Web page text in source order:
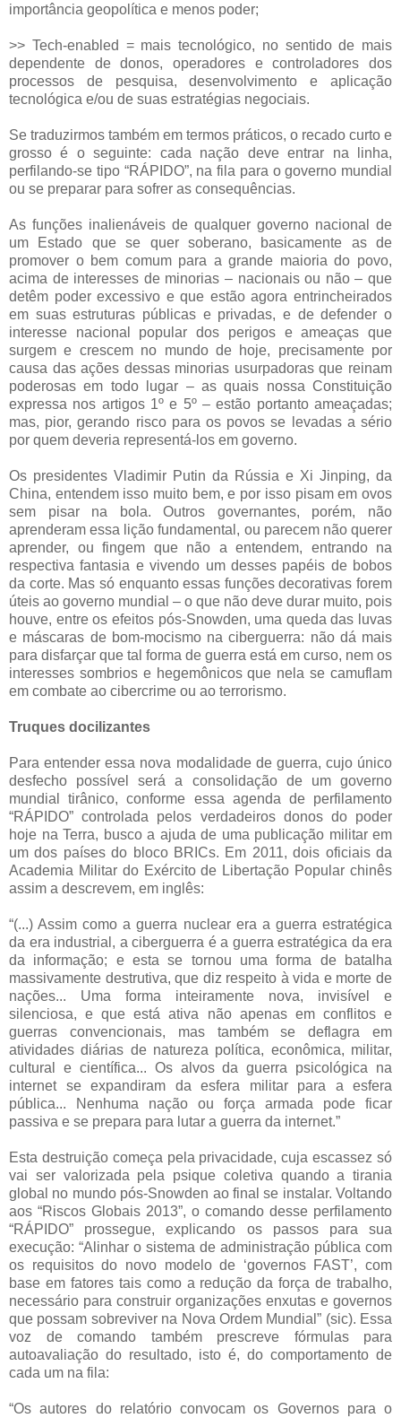
importância geopolítica e menos poder;
>> Tech-enabled = mais tecnológico, no sentido de mais
dependente de donos, operadores e controladores dos
processos de pesquisa, desenvolvimento e aplicação
tecnológica e/ou de suas estratégias negociais.
Se traduzirmos também em termos práticos, o recado curto e
grosso é o seguinte: cada nação deve entrar na linha,
perfilando-se tipo “RÁPIDO”, na fila para o governo mundial
ou se preparar para sofrer as consequências.
As funções inalienáveis de qualquer governo nacional de
um Estado que se quer soberano, basicamente as de
promover o bem comum para a grande maioria do povo,
acima de interesses de minorias – nacionais ou não – que
detêm poder excessivo e que estão agora entrincheirados
em suas estruturas públicas e privadas, e de defender o
interesse nacional popular dos perigos e ameaças que
surgem e crescem no mundo de hoje, precisamente por
causa das ações dessas minorias usurpadoras que reinam
poderosas em todo lugar – as quais nossa Constituição
expressa nos artigos 1º e 5º – estão portanto ameaçadas;
mas, pior, gerando risco para os povos se levadas a sério
por quem deveria representá-los em governo.
Os presidentes Vladimir Putin da Rússia e Xi Jinping, da
China, entendem isso muito bem, e por isso pisam em ovos
sem pisar na bola. Outros governantes, porém, não
aprenderam essa lição fundamental, ou parecem não querer
aprender, ou fingem que não a entendem, entrando na
respectiva fantasia e vivendo um desses papéis de bobos
da corte. Mas só enquanto essas funções decorativas forem
úteis ao governo mundial – o que não deve durar muito, pois
houve, entre os efeitos pós-Snowden, uma queda das luvas
e máscaras de bom-mocismo na ciberguerra: não dá mais
para disfarçar que tal forma de guerra está em curso, nem os
interesses sombrios e hegemônicos que nela se camuflam
em combate ao cibercrime ou ao terrorismo.
Truques docilizantes
Para entender essa nova modalidade de guerra, cujo único
desfecho possível será a consolidação de um governo
mundial tirânico, conforme essa agenda de perfilamento
“RÁPIDO” controlada pelos verdadeiros donos do poder
hoje na Terra, busco a ajuda de uma publicação militar em
um dos países do bloco BRICs. Em 2011, dois oficiais da
Academia Militar do Exército de Libertação Popular chinês
assim a descrevem, em inglês:
“(...) Assim como a guerra nuclear era a guerra estratégica
da era industrial, a ciberguerra é a guerra estratégica da era
da informação; e esta se tornou uma forma de batalha
massivamente destrutiva, que diz respeito à vida e morte de
nações... Uma forma inteiramente nova, invisível e
silenciosa, e que está ativa não apenas em conflitos e
guerras convencionais, mas também se deflagra em
atividades diárias de natureza política, econômica, militar,
cultural e científica... Os alvos da guerra psicológica na
internet se expandiram da esfera militar para a esfera
pública... Nenhuma nação ou força armada pode ficar
passiva e se prepara para lutar a guerra da internet.”
Esta destruição começa pela privacidade, cuja escassez só
vai ser valorizada pela psique coletiva quando a tirania
global no mundo pós-Snowden ao final se instalar. Voltando
aos “Riscos Globais 2013”, o comando desse perfilamento
“RÁPIDO” prossegue, explicando os passos para sua
execução: “Alinhar o sistema de administração pública com
os requisitos do novo modelo de ‘governos FAST’, com
base em fatores tais como a redução da força de trabalho,
necessário para construir organizações enxutas e governos
que possam sobreviver na Nova Ordem Mundial” (sic). Essa
voz de comando também prescreve fórmulas para
autoavaliação do resultado, isto é, do comportamento de
cada um na fila:
“Os autores do relatório convocam os Governos para o